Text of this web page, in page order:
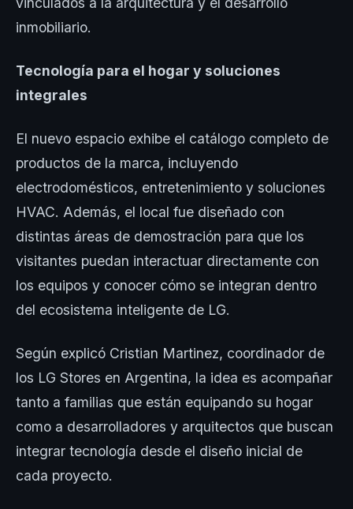
inmobiliario.
Tecnología para el hogar y soluciones
integrales
El nuevo espacio exhibe el catálogo completo de
productos de la marca, incluyendo
electrodomésticos, entretenimiento y soluciones
HVAC. Además, el local fue diseñado con
distintas áreas de demostración para que los
visitantes puedan interactuar directamente con
los equipos y conocer cómo se integran dentro
del ecosistema inteligente de LG.
Según explicó Cristian Martinez, coordinador de
los LG Stores en Argentina, la idea es acompañar
tanto a familias que están equipando su hogar
como a desarrolladores y arquitectos que buscan
integrar tecnología desde el diseño inicial de
cada proyecto.